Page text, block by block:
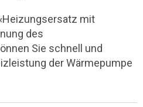
mit
des
Sie schnell und
der Wärmepumpe